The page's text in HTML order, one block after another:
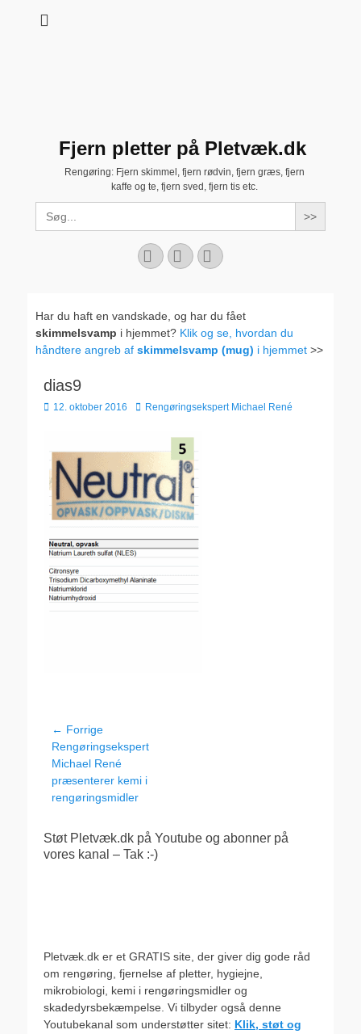
Fjern pletter på Pletvæk.dk
Rengøring: Fjern skimmel, fjern rødvin, fjern græs, fjern
kaffe og te, fjern sved, fjern tis etc.
Search
for:
Facebook
YouTubeInstagram
Har du haft en vandskade, og har du fået
skimmelsvamp i hjemmet? Klik og se, hvordan du
håndtere angreb af skimmelsvamp (mug) i hjemmet >>
dias9
Udgivet
12. oktober 2016 Forfatter
Rengøringsekspert Michael René
Indlægsnavigation
← Forrige
Forrige
indlæg:
Rengøringsekspert
Michael René
præsenterer kemi i
rengøringsmidler
Støt Pletvæk.dk på Youtube og abonner på
vores kanal – Tak :-)
Pletvæk.dk er et GRATIS site, der giver dig gode råd
om rengøring, fjernelse af pletter, hygiejne,
mikrobiologi, kemi i rengøringsmidler og
skadedyrsbekæmpelse. Vi tilbyder også denne
Youtubekanal som understøtter sitet: Klik, støt og